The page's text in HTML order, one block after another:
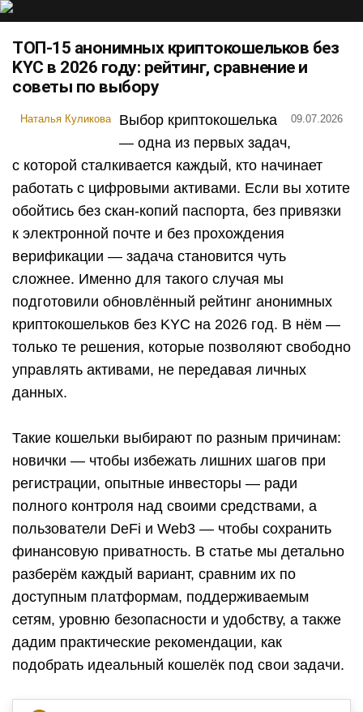
ТОП-15 анонимных криптокошельков без
KYC в 2026 году: рейтинг, сравнение и
советы по выбору
Наталья Куликова 09.07.2026
Выбор криптокошелька
— одна из первых задач,
с которой сталкивается каждый, кто начинает
работать с цифровыми активами. Если вы хотите
обойтись без скан-копий паспорта, без привязки
к электронной почте и без прохождения
верификации — задача становится чуть
сложнее. Именно для такого случая мы
подготовили обновлённый рейтинг анонимных
криптокошельков без KYC на 2026 год. В нём —
только те решения, которые позволяют свободно
управлять активами, не передавая личных
данных.
Такие кошельки выбирают по разным причинам:
новички — чтобы избежать лишних шагов при
регистрации, опытные инвесторы — ради
полного контроля над своими средствами, а
пользователи DeFi и Web3 — чтобы сохранить
финансовую приватность. В статье мы детально
разберём каждый вариант, сравним их по
доступным платформам, поддерживаемым
сетям, уровню безопасности и удобству, а также
дадим практические рекомендации, как
подобрать идеальный кошелёк под свои задачи.